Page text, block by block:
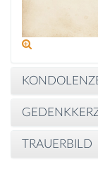
TRAUERBILD